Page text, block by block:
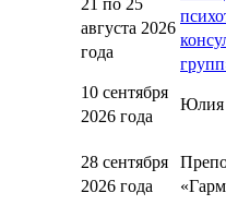
21 по 25
августа 2026
года
10 сентября
2026 года
Юлия
28 сентября
2026 года